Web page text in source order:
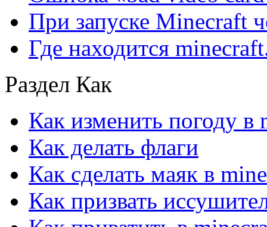
При запуске Minecraft
Где находится
Раздел Как
Как изменить погоду в
Как делать флаги
Как сделать маяк в
Как призвать